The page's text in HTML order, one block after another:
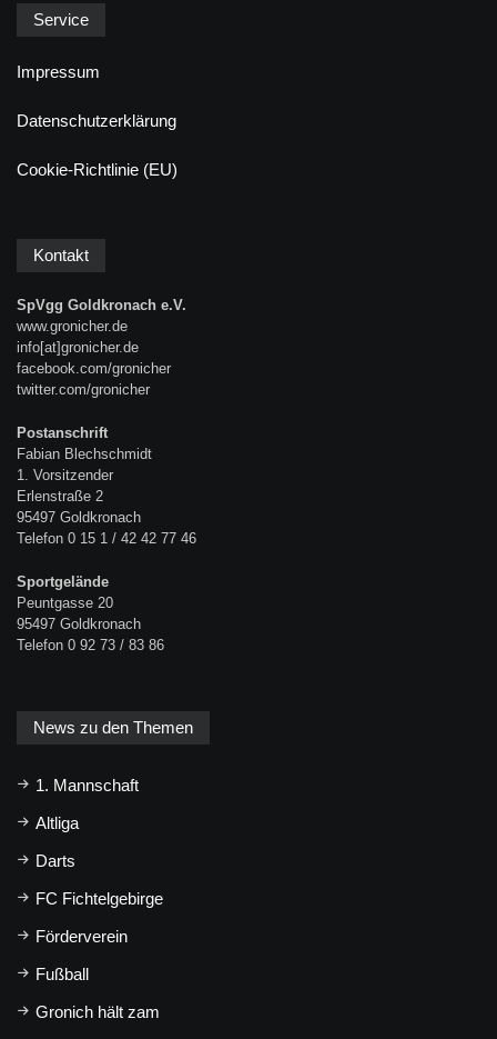
Service
Impressum
Datenschutzerklärung
Cookie-Richtlinie (EU)
Kontakt
SpVgg Goldkronach e.V.
www.gronicher.de
info[at]gronicher.de
facebook.com/gronicher
twitter.com/gronicher
Postanschrift
Fabian Blechschmidt
1. Vorsitzender
Erlenstraße 2
95497 Goldkronach
Telefon 0 15 1 / 42 42 77 46
Sportgelände
Peuntgasse 20
95497 Goldkronach
Telefon 0 92 73 / 83 86
News zu den Themen
1. Mannschaft
Altliga
Darts
FC Fichtelgebirge
Förderverein
Fußball
Gronich hält zam